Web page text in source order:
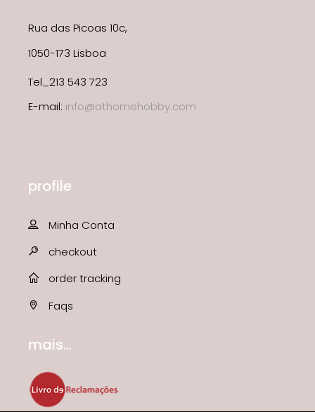
Rua das Picoas 10c,
1050-173 Lisboa
Tel_213 543 723
E-mail: info@athomehobby.com
profile
Minha Conta
checkout
order tracking
Faqs
mais...